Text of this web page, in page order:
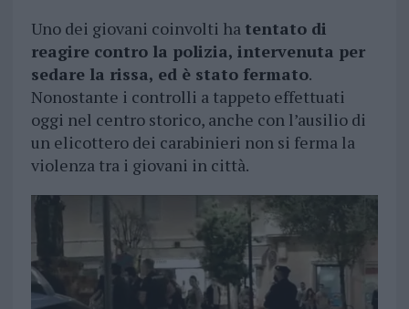
Uno dei giovani coinvolti ha tentato di
reagire contro la polizia, intervenuta per
sedare la rissa, ed è stato fermato.
Nonostante i controlli a tappeto effettuati
oggi nel centro storico, anche con l’ausilio di
un elicottero dei carabinieri non si ferma la
violenza tra i giovani in città.